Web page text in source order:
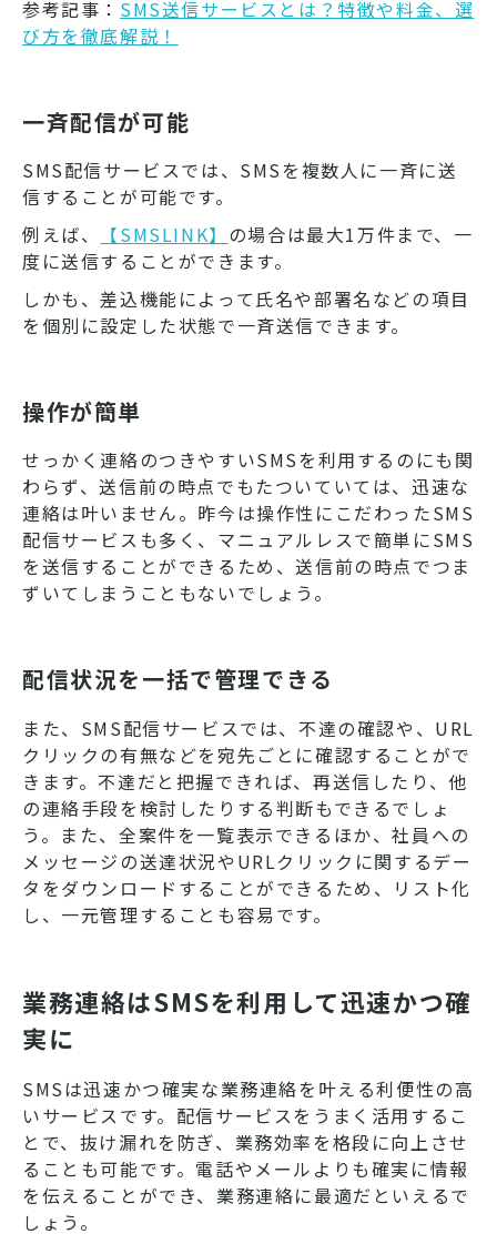
参考記事： SMS送信サービスとは？特徴や料金、選
び方を徹底解説！
一斉配信が可能
SMS配信サービスでは、SMSを複数人に一斉に送
信することが可能です。
例えば、
【SMSLINK】 の場合は最大1万件まで、一
度に送信することができます。
しかも、差込機能によって氏名や部署名などの項目
を個別に設定した状態で一斉送信できます。
操作が簡単
せっかく連絡のつきやすいSMSを利用するのにも関
わらず、送信前の時点でもたついていては、迅速な
連絡は叶いません。昨今は操作性にこだわったSMS
配信サービスも多く、マニュアルレスで簡単にSMS
を送信することができるため、送信前の時点でつま
ずいてしまうこともないでしょう。
配信状況を一括で管理できる
また、SMS配信サービスでは、不達の確認や、URL
クリックの有無などを宛先ごとに確認することがで
きます。不達だと把握できれば、再送信したり、他
の連絡手段を検討したりする判断もできるでしょ
う。また、全案件を一覧表示できるほか、社員への
メッセージの送達状況やURLクリックに関するデー
タをダウンロードすることができるため、リスト化
し、一元管理することも容易です。
業務連絡はSMSを利用して迅速かつ確
実に
SMSは迅速かつ確実な業務連絡を叶える利便性の高
いサービスです。配信サービスをうまく活用するこ
とで、抜け漏れを防ぎ、業務効率を格段に向上させ
ることも可能です。電話やメールよりも確実に情報
を伝えることができ、業務連絡に最適だといえるで
しょう。